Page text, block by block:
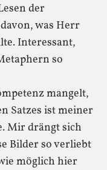
der
was Herr
Interessant,
so
mangelt,
Satzes ist meiner
Mir drängt sich
Bilder so verliebt
möglich hier